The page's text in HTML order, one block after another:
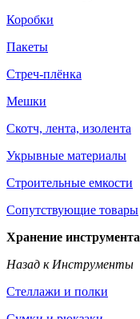
Коробки
Пакеты
Стреч-плёнка
Мешки
Скотч, лента, изолента
Укрывные материалы
Строительные емкости
Сопутствующие товары
Хранение инструмента
Назад к Инструменты
Стеллажи и полки